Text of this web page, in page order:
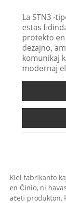
La STN3 -
estas
protekto
dezajno,
komunikaj
modernaj
Kiel fabrikanto
en Ĉinio, ni
aĉeti produkton,